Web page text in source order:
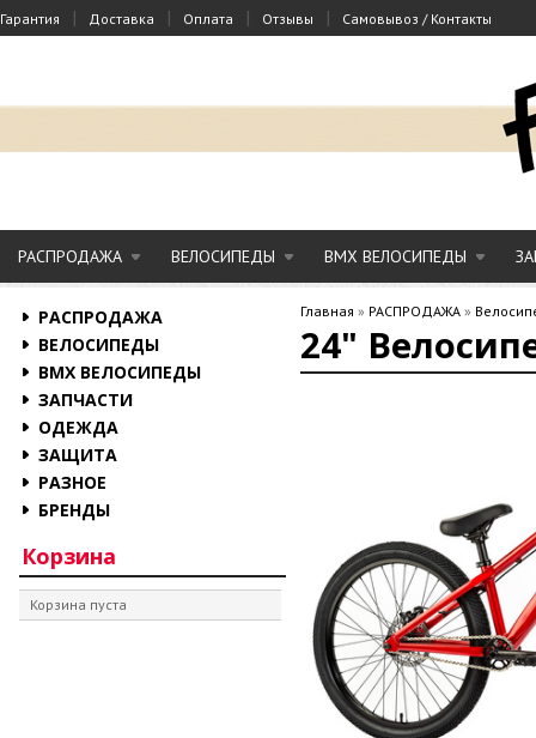
Гарантия | Доставка | Оплата | Отзывы | Самовывоз / Контакты
РАСПРОДАЖА ВЕЛОСИПЕДЫ BMX ВЕЛОСИПЕДЫ
РАСПРОДАЖА
ВЕЛОСИПЕДЫ
BMX ВЕЛОСИПЕДЫ
ЗАПЧАСТИ
ОДЕЖДА
ЗАЩИТА
РАЗНОЕ
БРЕНДЫ
Корзина
Корзина пуста
Главная » РАСПРОДАЖА »
24"